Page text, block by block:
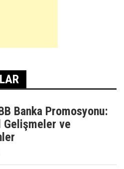
Banka Promosyonu:
Gelişmeler ve